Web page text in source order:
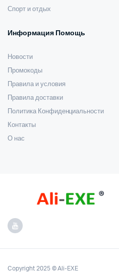
Спорт и отдых
Информация Помощь
Новости
Промокоды
Правила и условия
Правила доставки
Политика Конфиденциальности
Контакты
О нас
Copyright 2025 © Ali-EXE